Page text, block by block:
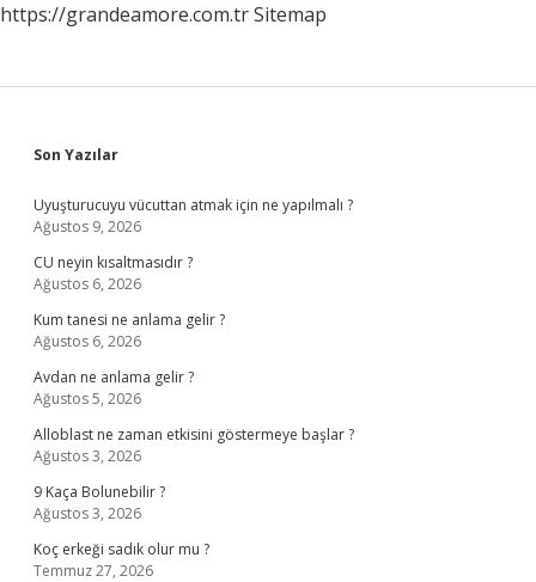
https://grandeamore.com.trSitemap
Sidebar
Son Yazılar
Uyuşturucuyu vücuttan atmak için ne yapılmalı ?
Ağustos 9, 2026
CU neyin kısaltmasıdır ?
Ağustos 6, 2026
Kum tanesi ne anlama gelir ?
Ağustos 6, 2026
Avdan ne anlama gelir ?
Ağustos 5, 2026
Alloblast ne zaman etkisini göstermeye başlar ?
Ağustos 3, 2026
9 Kaça Bolunebilir ?
Ağustos 3, 2026
Koç erkeği sadık olur mu ?
Temmuz 27, 2026